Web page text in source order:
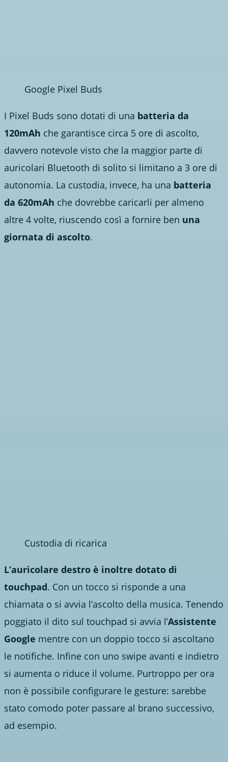
Google Pixel Buds
I Pixel Buds sono dotati di una batteria da
120mAh che garantisce circa 5 ore di ascolto,
davvero notevole visto che la maggior parte di
auricolari Bluetooth di solito si limitano a 3 ore di
autonomia. La custodia, invece, ha una batteria
da 620mAh che dovrebbe caricarli per almeno
altre 4 volte, riuscendo così a fornire ben una
giornata di ascolto.
Custodia di ricarica
L’auricolare destro è inoltre dotato di
touchpad. Con un tocco si risponde a una
chiamata o si avvia l’ascolto della musica. Tenendo
poggiato il dito sul touchpad si avvia l’Assistente
Google mentre con un doppio tocco si ascoltano
le notifiche. Infine con uno swipe avanti e indietro
si aumenta o riduce il volume. Purtroppo per ora
non è possibile configurare le gesture: sarebbe
stato comodo poter passare al brano successivo,
ad esempio.